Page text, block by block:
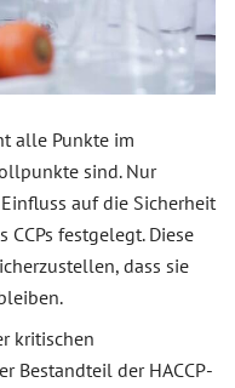
alle Punkte im
sind. Nur
auf die Sicherheit
festgelegt. Diese
dass sie
kritischen
Bestandteil der HACCP-